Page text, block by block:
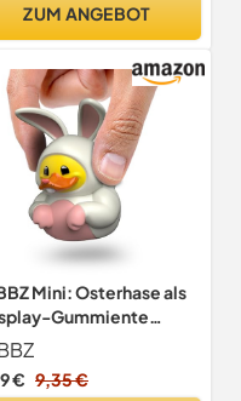
ZUM ANGEBOT
Mini: Osterhase als
Gummiente
Figur
€ 9,35 €